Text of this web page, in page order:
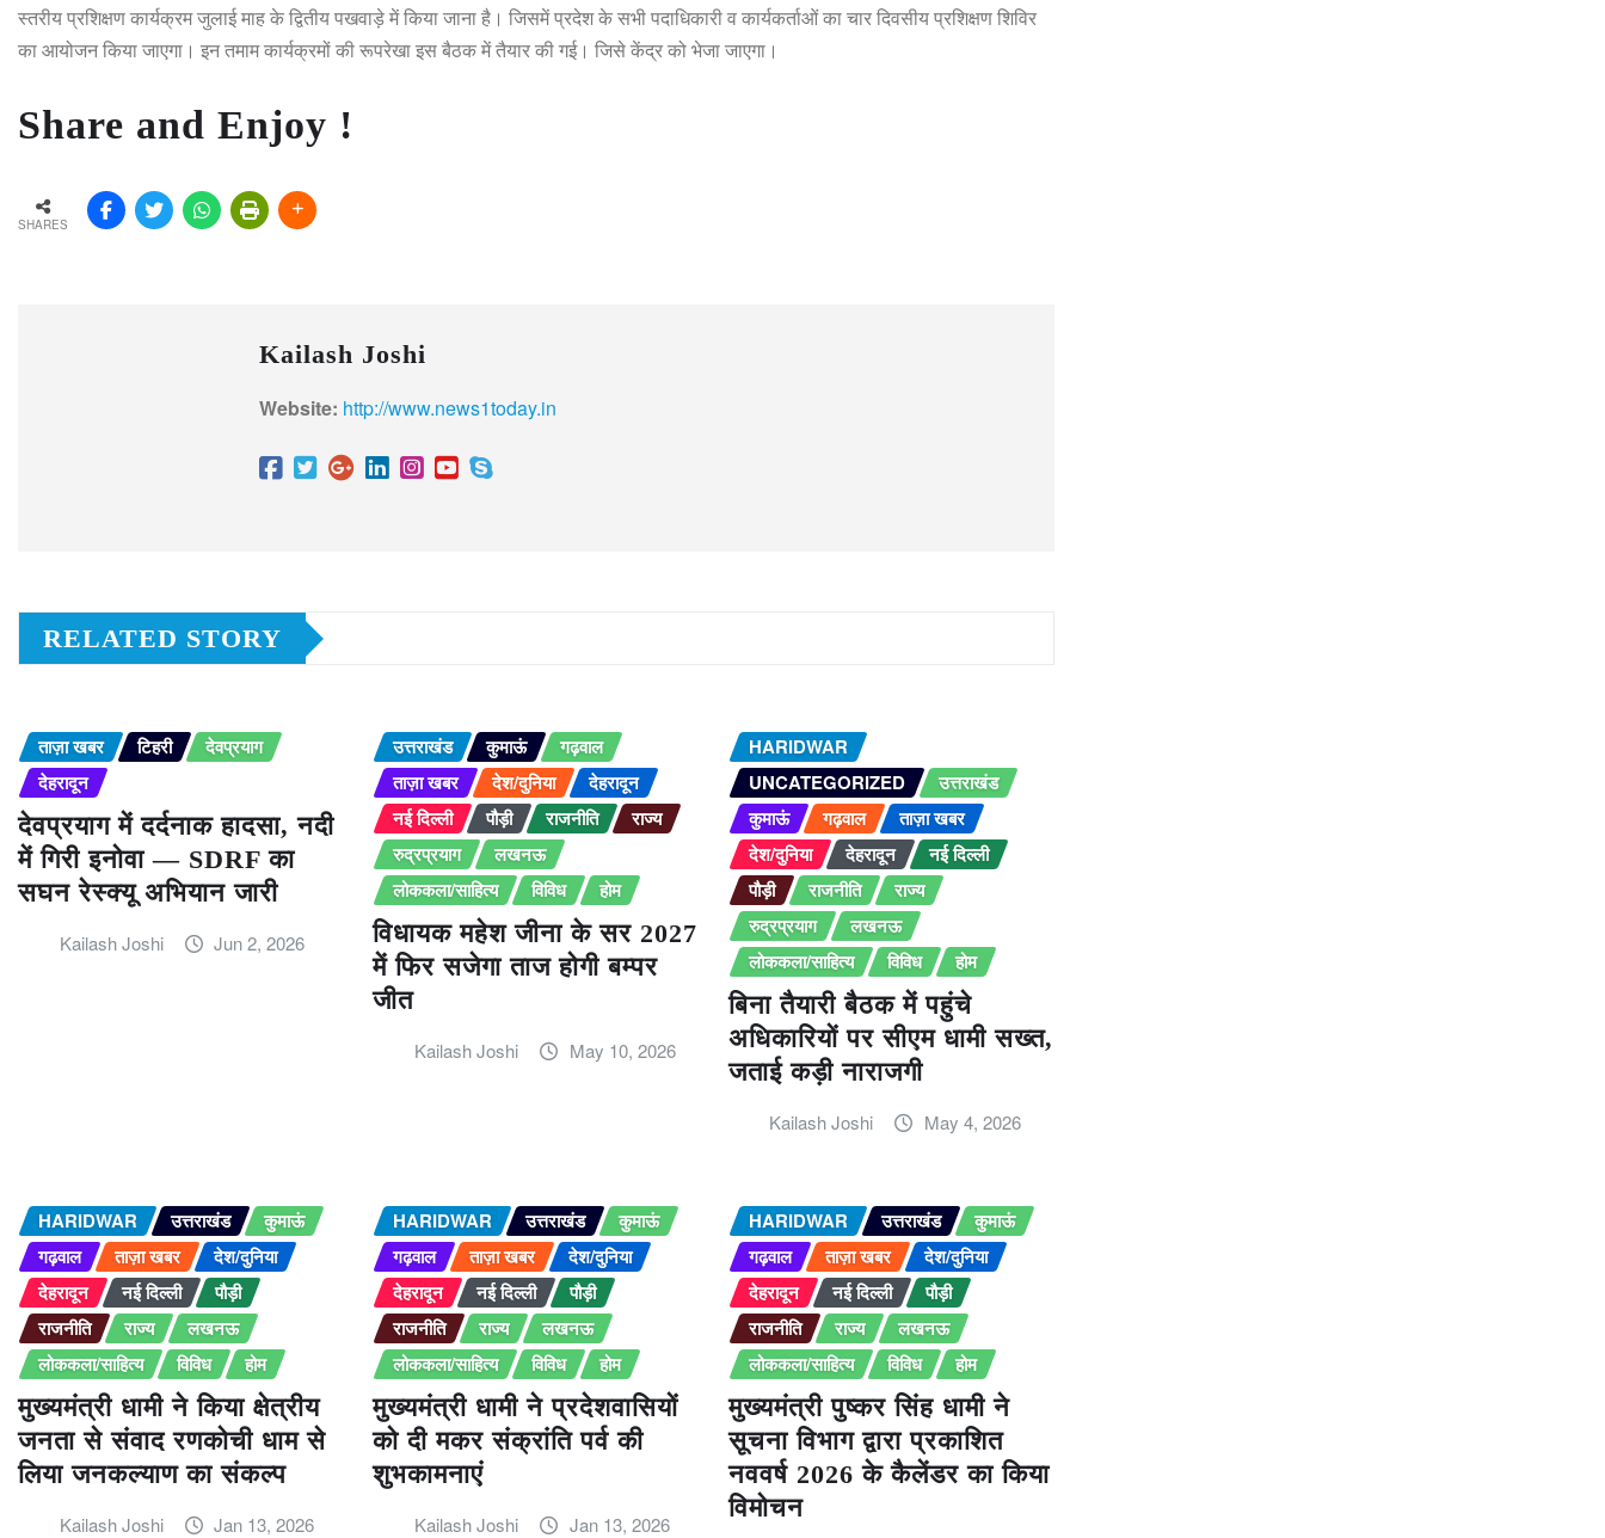
स्तरीय प्रशिक्षण कार्यक्रम जुलाई माह के द्वितीय पखवाड़े में किया जाना है। जिसमें प्रदेश के सभी पदाधिकारी व कार्यकर्ताओं का चार दिवसीय प्रशिक्षण शिविर
का आयोजन किया जाएगा। इन तमाम कार्यक्रमों की रूपरेखा इस बैठक में तैयार की गई। जिसे केंद्र को भेजा जाएगा।
Share and Enjoy !
SHARES
Kailash Joshi
Website: http://www.news1today.in
RELATED STORY
ताज़ा खबर टिहरी
देवप्रयाग
देहरादून
देवप्रयाग में दर्दनाक हादसा, नदी
में गिरी इनोवा — SDRF का
सघन रेस्क्यू अभियान जारी
Kailash Joshi Jun 2, 2026
उत्तराखंड कुमाऊं
गढ़वाल
ताज़ा खबर
देश/दुनिया
देहरादून
नई दिल्ली
पौड़ी राजनीति
राज्य
रुद्रप्रयाग
लखनऊ
लोककला/साहित्य
विविध होम
विधायक महेश जीना के सर 2027
में फिर सजेगा ताज होगी बम्पर
जीत
Kailash Joshi May 10, 2026
HARIDWAR
UNCATEGORIZED
उत्तराखंड
कुमाऊं
गढ़वाल
ताज़ा खबर
देश/दुनिया
देहरादून
नई दिल्ली
पौड़ी
राजनीति
राज्य
रुद्रप्रयाग
लखनऊ
लोककला/साहित्य
विविध होम
बिना तैयारी बैठक में पहुंचे
अधिकारियों पर सीएम धामी सख्त,
जताई कड़ी नाराजगी
Kailash Joshi May 4, 2026
HARIDWAR उत्तराखंड
कुमाऊं
गढ़वाल
ताज़ा खबर
देश/दुनिया
देहरादून
नई दिल्ली
पौड़ी
राजनीति
राज्य
लखनऊ
लोककला/साहित्य
विविध होम
मुख्यमंत्री धामी ने किया क्षेत्रीय
जनता से संवाद रणकोची धाम से
लिया जनकल्याण का संकल्प
Kailash Joshi Jan 13, 2026
HARIDWAR उत्तराखंड
कुमाऊं
गढ़वाल
ताज़ा खबर
देश/दुनिया
देहरादून
नई दिल्ली
पौड़ी
राजनीति
राज्य
लखनऊ
लोककला/साहित्य
विविध होम
मुख्यमंत्री धामी ने प्रदेशवासियों
को दी मकर संक्रांति पर्व की
शुभकामनाएं
Kailash Joshi Jan 13, 2026
HARIDWAR उत्तराखंड
कुमाऊं
गढ़वाल
ताज़ा खबर
देश/दुनिया
देहरादून
नई दिल्ली
पौड़ी
राजनीति
राज्य
लखनऊ
लोककला/साहित्य
विविध होम
मुख्यमंत्री पुष्कर सिंह धामी ने
सूचना विभाग द्वारा प्रकाशित
नववर्ष 2026 के कैलेंडर का किया
विमोचन